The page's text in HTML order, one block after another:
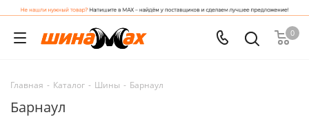
0
Главная - Каталог - Шины - Барнаул
Барнаул